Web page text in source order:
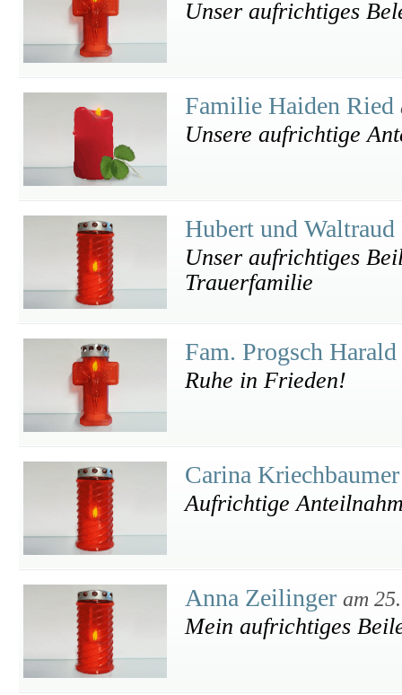
Unser aufrichtiges
Familie Haiden Ried
Unsere aufrichtige
Hubert und
Unser aufrichtiges
Trauerfamilie
Fam. Progsch Harald
Ruhe in Frieden!
Carina
Aufrichtige
Anna Zeilinger am
Mein aufrichtiges